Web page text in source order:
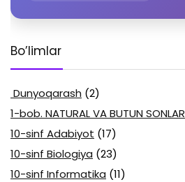
Bo’limlar
Dunyoqarash (2)
1-bob. NATURAL VA BUTUN SONLAR
10-sinf Adabiyot (17)
10-sinf Biologiya (23)
10-sinf Informatika (11)